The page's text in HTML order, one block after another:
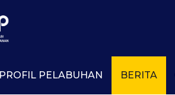
PROFIL PELABUHAN BERITA